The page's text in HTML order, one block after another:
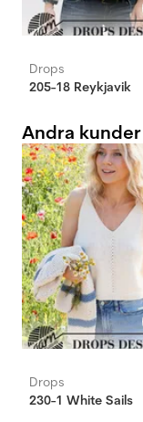
Drops
205-18 Reykjavik
Andra
Drops
230-1 White Sails